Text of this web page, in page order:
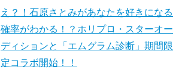
え？！石原さとみがあなたを好きになる
確率がわかる！？ホリプロ・スターオー
ディションと「エムグラム診断」期間限
定コラボ開始！！